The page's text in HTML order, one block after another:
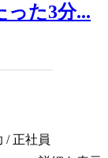
った3分...
/ 正社員